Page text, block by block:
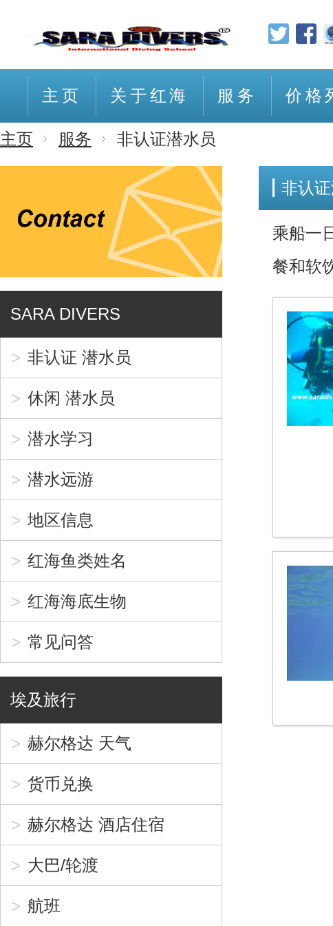
主页 关于红海 服务 价格
主页 服务 非认证潜水员
非
乘船一
餐和软
SARA DIVERS
非认证 潜水员
休闲 潜水员
潜水学习
潜水远游
地区信息
红海鱼类姓名
红海海底生物
常见问答
埃及旅行
赫尔格达 天气
货币兑换
赫尔格达 酒店住宿
大巴/轮渡
航班